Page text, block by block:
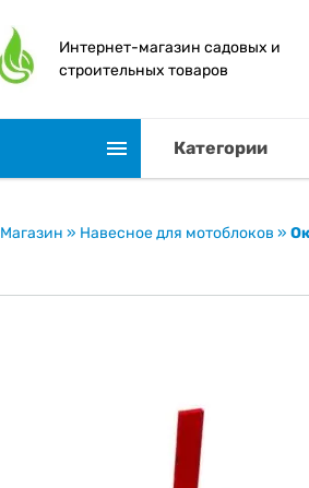
Интернет-магазин садовых и
строительных товаров
Категории
Магазин » Навесное для мотоблоков »